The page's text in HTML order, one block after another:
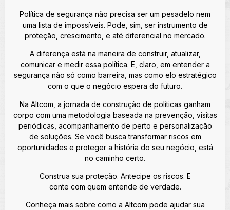
Política de segurança não precisa ser um pesadelo nem
uma lista de impossíveis. Pode, sim, ser instrumento de
proteção, crescimento, e até diferencial no mercado.
A diferença está na maneira de construir, atualizar,
comunicar e medir essa política. E, claro, em entender a
segurança não só como barreira, mas como elo estratégico
com o que o negócio espera do futuro.
Na Altcom, a jornada de construção de políticas ganham
corpo com uma metodologia baseada na prevenção, visitas
periódicas, acompanhamento de perto e personalização
de soluções. Se você busca transformar riscos em
oportunidades e proteger a história do seu negócio, está
no caminho certo.
Construa sua proteção. Antecipe os riscos. E
conte com quem entende de verdade.
Conheça mais sobre como a Altcom pode ajudar sua